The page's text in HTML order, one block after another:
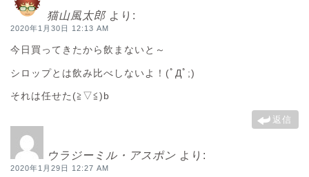
猫山風太郎 より:
2020年1月30日 12:13 AM
今日買ってきたから飲まないと～
シロップとは飲み比べしないよ！(ﾟДﾟ;)
それは任せた(≧▽≦)b
返信
ウラジーミル・アスポン より:
2020年1月29日 12:27 AM